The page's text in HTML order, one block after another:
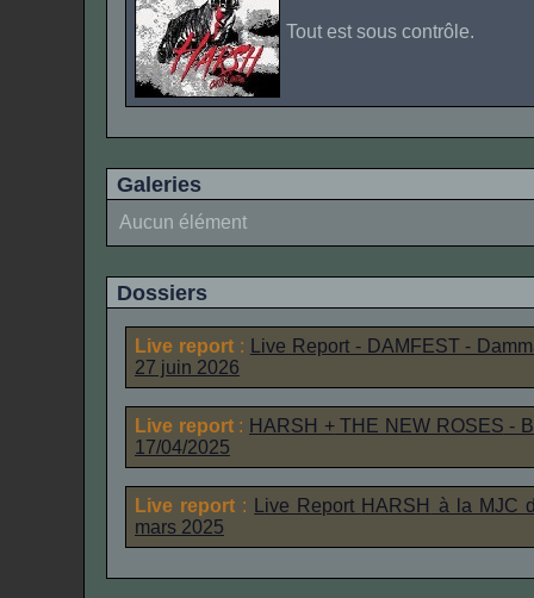
Tout est sous contrôle.
Galeries
Aucun élément
Dossiers
Live report:
Live Report - DAMFEST -
27 juin 2026
Live report: HARSH +THE NEW ROSES -
17/04/2025
Live report : Live Report HARSH
à la MJC
mars 2025